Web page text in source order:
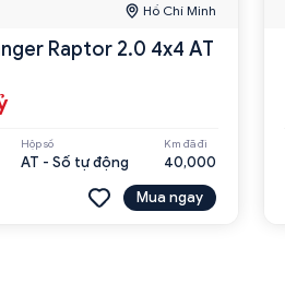
Hồ Chí Minh
Raptor 2.0 4x4 AT
Hộp số
AT - Số tự động
Km đã đi
40,000
Mua ngay